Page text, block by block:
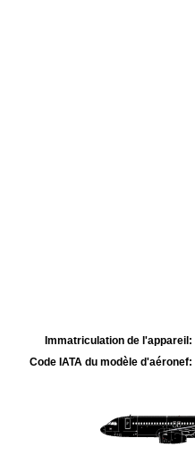
Immatriculation de l'appareil:
Code IATA du modèle d'aéronef: